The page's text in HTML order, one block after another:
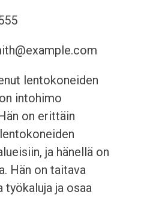
lentokoneiden
intohimo
on erittäin
ja hänellä on
Hän on taitava
työkaluja ja osaa